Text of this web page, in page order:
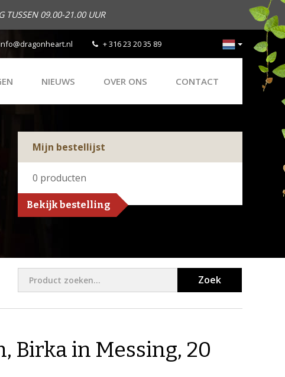
TUSSEN 09.00-21.00 UUR
+ 316 23 20 35 89
NIEUWS OVER ONS CONTACT
Mijn bestellijst
0 producten
Bekijk bestelling
Zoek
Birka in Messing, 20